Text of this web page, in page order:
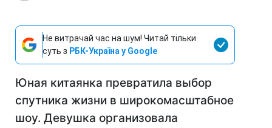
Не витрачай час на шум! Читай тільки
суть з РБК-Україна у Google
Юная китаянка превратила выбор
спутника жизни в широкомасштабное
шоу. Девушка организовала